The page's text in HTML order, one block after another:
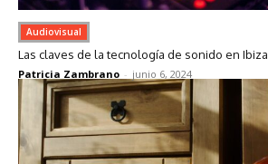
Audiovisual
Las claves de la tecnología de sonido en Ibiza
Patricia Zambrano - junio 6, 2024